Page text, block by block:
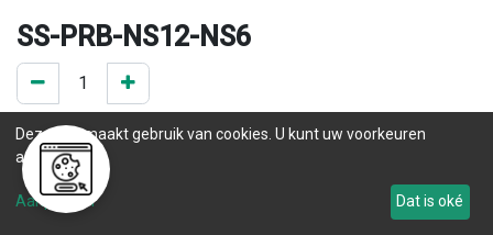
SS-PRB-NS12-NS6
0 ST op voorraad
.
Levertijd
Deze site maakt gebruik van cookies. U kunt uw voorkeuren
aanpassen.
Aanpassen Dat is oké